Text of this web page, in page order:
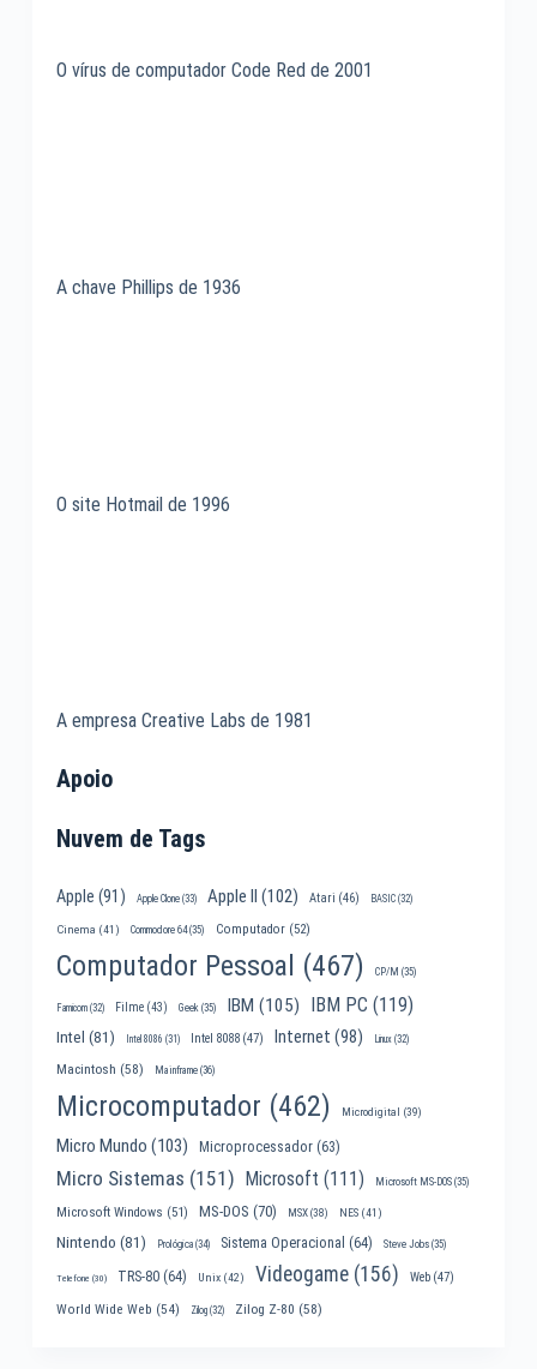
O vírus de computador Code Red de 2001
A chave Phillips de 1936
O site Hotmail de 1996
A empresa Creative Labs de 1981
Apoio
Nuvem de Tags
Apple (91) Apple Clone(33) Apple II (102) Atari (46) BASIC(32)
Cinema (41) Commodore 64(35) Computador(52)
Computador Pessoal (467) CP/M (35)
Famicom(32) Filme(43) Geek(35) IBM (105) IBM PC (119)
Intel (81) Intel 8086 (31) Intel 8088(47) Internet (98) Linux(32)
Macintosh (58) Mainframe(36)
Microcomputador (462) Microdigital (39)
Micro Mundo (103) Microprocessador(63)
Micro Sistemas (151) Microsoft (111) Microsoft MS-DOS(35)
Microsoft Windows (51) MS-DOS (70) MSX(38) NES(41)
Nintendo (81) Prológica(34) Sistema Operacional (64) Steve Jobs(35)
Telefone (30) TRS-80(64) Unix(42) Videogame(156) Web(47)
World Wide Web (54) Zilog(32) Zilog Z-80 (58)